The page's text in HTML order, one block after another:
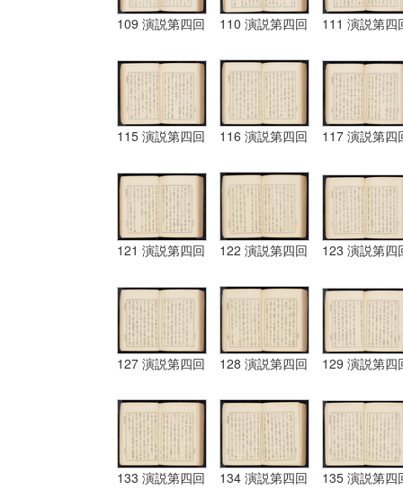
109 演説第四回 110 演説第四回 111 演説第四
115 演説第四回 116 演説第四回 117 演説第四
121 演説第四回 122 演説第四回 123 演説第四
127 演説第四回 128 演説第四回 129 演説第四
133 演説第四回 134 演説第四回 135 演説第四